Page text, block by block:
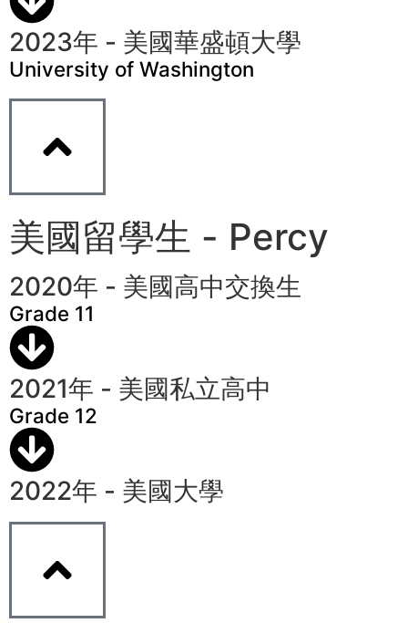
2023年 - 美國華盛頓大學
University of Washington
美國留學生 - Percy
2020年 - 美國高中交換生
Grade 11
2021年 - 美國私立高中
Grade 12
2022年 - 美國大學